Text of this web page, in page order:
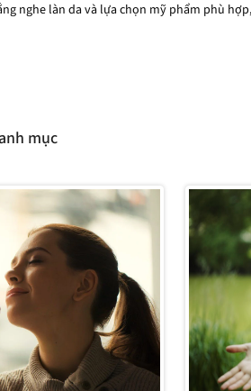
nghe làn da và lựa chọn mỹ phẩm phù
mục